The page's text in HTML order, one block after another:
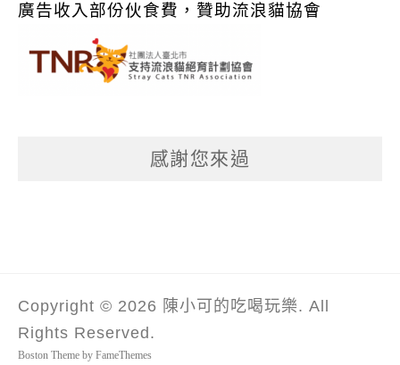
廣告收入部份伙食費，贊助流浪貓協會
感謝您來過
Copyright © 2026 陳小可的吃喝玩樂. All
Rights Reserved.
Boston Theme by FameThemes